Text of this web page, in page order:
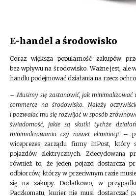
E-handel a środowisko
Coraz większa popularność zakupów
bez wpływu na środowisko. Ważne jest, ale
handlu podejmować działania na rzecz
–Musimy się zastanowić, jak minimalizować
commerce na środowisko. Należy
i pozwalać mu się rozwijać w sposób
świadomość, jakie są skutki tychże
minimalizowaniu czy nawet eliminacji –
wiceprezes zarządu firmy InPost, który
pojazdów elektrycznych. Zdecydowaną
również to, że jeden pojazd dostarcza
odbiorców, którzy w przeciwnym razie
się na zakupy. Dodatkowo, w
Paczkomatu, kurier nie musi dostarczać